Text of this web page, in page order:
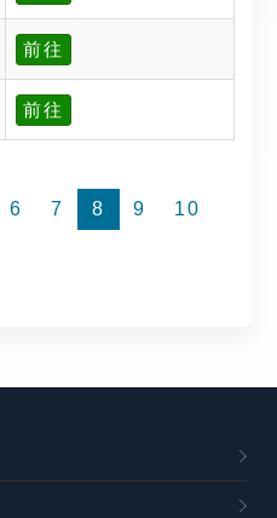
前往
前往
6 7 8 9
10